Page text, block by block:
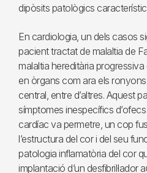
dipòsits patològics
En cardiologia, un dels casos
pacient tractat de malaltia de
malaltia hereditària
en òrgans com ara els
central, entre d’altres. Aquest
símptomes inespecífics
cardíac va permetre, un cop
l’estructura del cor i del seu
patologia inflamatòria del cor
implantació d’un desfibril·lador